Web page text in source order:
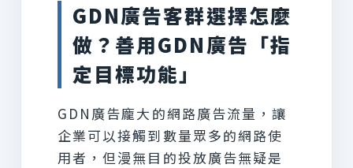
GDN廣告客群選擇怎麼
做？善用GDN廣告「指
定目標功能」
GDN廣告龐大的網路廣告流量，讓
企業可以接觸到數量眾多的網路使
用者，但漫無目的投放廣告無疑是